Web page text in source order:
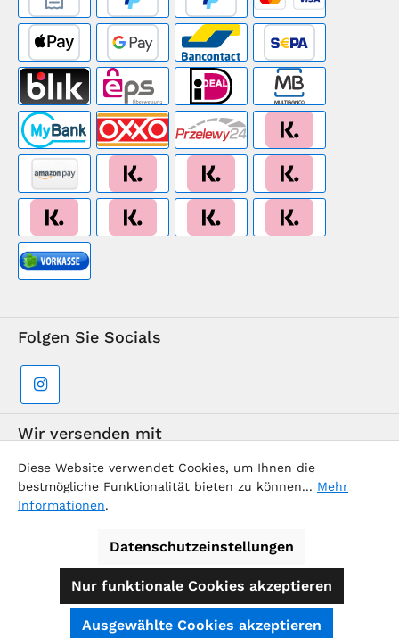
Folgen Sie Socials
Wir versenden mit
Alle Preise inkl. gesetzl. Mehrwertsteuer zzgl.
Diese Website verwendet Cookies, um Ihnen die
bestmögliche Funktionalität bieten zu können... Mehr
Informationen.
Datenschutzeinstellungen
Nur funktionale Cookies akzeptieren
Ausgewählte Cookies akzeptieren